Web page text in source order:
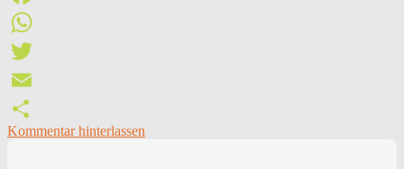
Facebook
WhatsApp
Twitter
Email
Teilen
Kommentar hinterlassen